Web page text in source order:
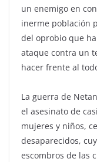
un enemigo en
inerme población
del oprobio que
ataque contra un
hacer frente al
La guerra de
el asesinato de
mujeres y niños,
desaparecidos,
escombros de las